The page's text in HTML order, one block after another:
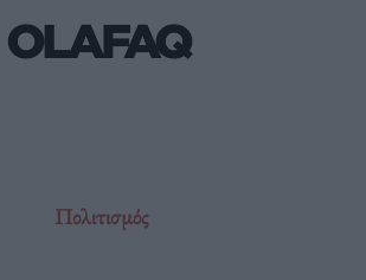
Πολιτισμός